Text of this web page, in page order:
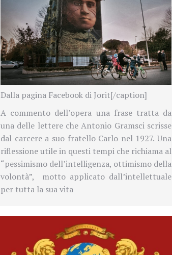
Dalla pagina Facebook di Jorit[/caption]
A commento dell’opera una frase tratta da
una delle lettere che Antonio Gramsci scrisse
dal carcere a suo fratello Carlo nel 1927. Una
riflessione utile in questi tempi che richiama al
“pessimismo dell’intelligenza, ottimismo della
volontà”,
motto applicato dall’intellettuale
per tutta la sua vita